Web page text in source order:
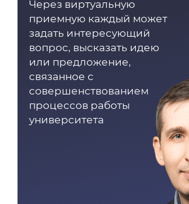
Через виртуальную
приемную каждый может
задать интересующий
вопрос, высказать идею
или предложение,
связанное с
совершенствованием
процессов работы
университета